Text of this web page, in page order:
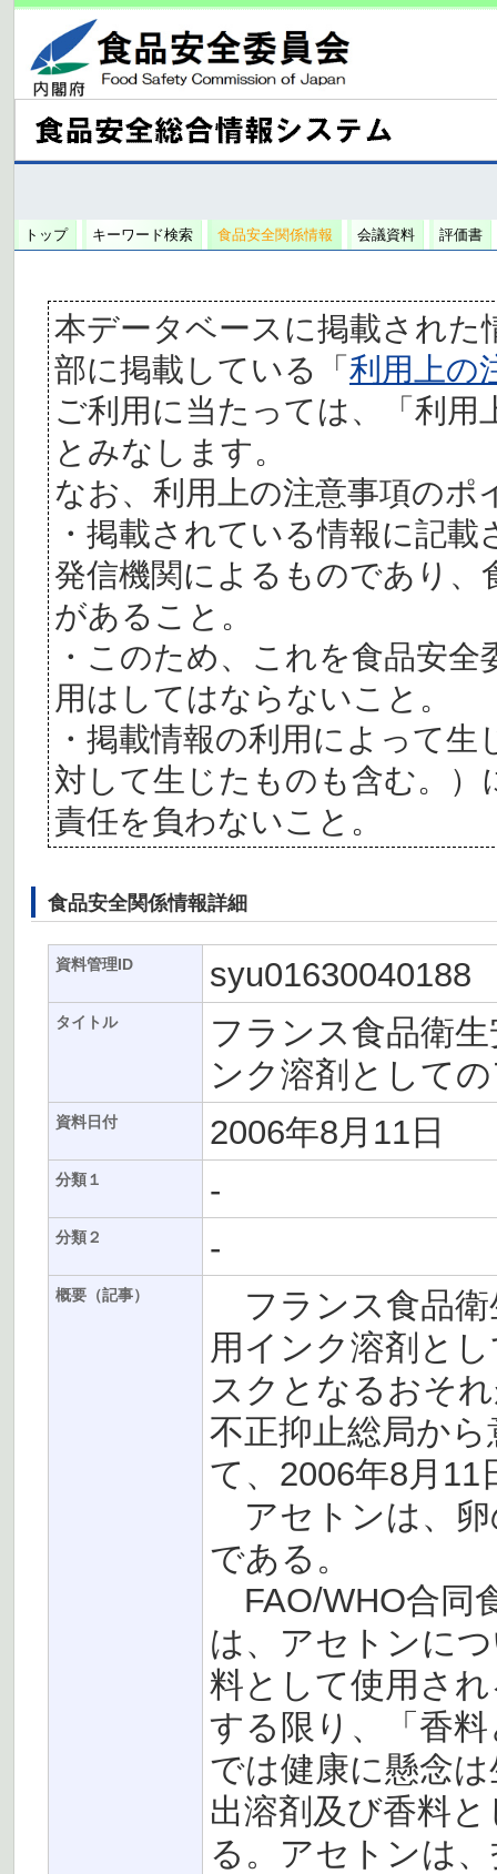
トップ キーワード検索 食品安全関係情報 会議資料 評価書
本データベースに掲載された
部に掲載している「利用上の
ご利用に当たっては、「利
とみなします。
なお、利用上の注意事項の
・掲載されている情報に記
発信機関によるものであり、
があること。
・このため、これを食品安
用はしてはならないこと。
・掲載情報の利用によって
対して生じたものも含む。
責任を負わないこと。
食品安全関係情報詳細
資料管理ID syu01630040188
タイトル
フランス食品衛
ンク溶剤として
資料日付 2006年8月11日
分類１ -
分類２ -
概要（記事）
フランス食品衛
用インク溶剤と
スクとなるおそ
不正抑止総局か
て、2006年8月11
アセトンは、卵
である。
FAO/WHO合同
は、アセトンに
料として使用さ
する限り、「香
では健康に懸念
出溶剤及び香料
る。アセトンは